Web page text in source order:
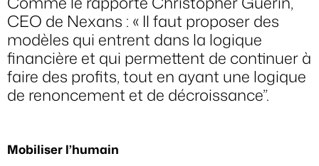
CEO de Nexans : « Il faut proposer des
modèles qui entrent dans la logique
financière et qui permettent de continuer à
faire des profits, tout en ayant une logique
de renoncement et de décroissance”.
Mobiliser l’humain